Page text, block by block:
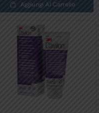
Aggiungi Al Carrello